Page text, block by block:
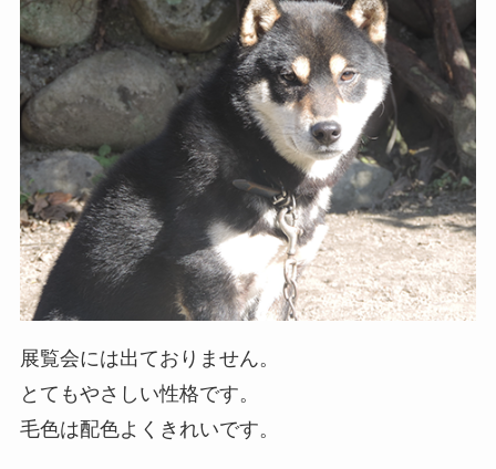
展覧会には出ておりません。
とてもやさしい性格です。
毛色は配色よくきれいです。